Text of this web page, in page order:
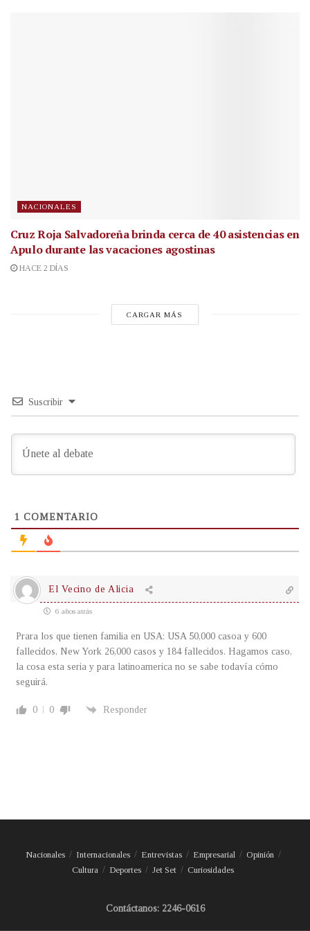
NACIONALES
Cruz Roja Salvadoreña brinda cerca de 40 asistencias en
Apulo durante las vacaciones agostinas
HACE 2 DÍAS
CARGAR MÁS
Suscribir
1 COMENTARIO
El Vecino de Alicia
6 años atrás
Prara los que tienen familia en USA: USA 50,000 casoa y 600
fallecidos, New York 26,000 casos y 184 fallecidos. Hagamos caso,
la cosa esta seria y para latinoamerica no se sabe todavía cómo
seguirá.
0 0 Responder
Nacionales Internacionales Entrevistas Empresarial
Opinión
Cultura
Deportes Jet Set Curiosidades
Contáctanos: 2246-0616